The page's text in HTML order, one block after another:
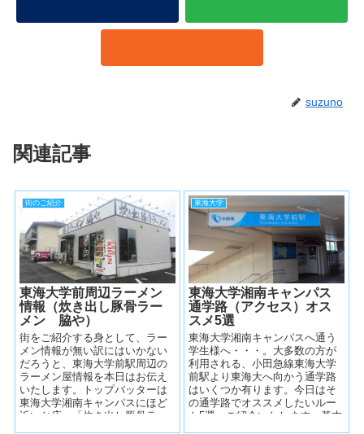
suzuno
関連記事
街のご紹介
東海大学前周辺ラーメン
情報（炊き出し豚骨ラー
メン 脇や）
街をご紹介する身として、ラー
メン情報が無い訳にはいかない
だろうと、東海大学前駅周辺の
ラーメン屋情報を本日はお伝え
いたします。トップバッターは
東海大学湘南キャンパスにほど
近いお店、「炊き出し豚骨ラー
東海大学
東海大学湘南キャンパス
通学路（アクセス）オス
スメ5選
東海大学湘南キャンパスへ通う
学生様へ・・・。大多数の方が
利用される、小田急線東海大学
前駅より東海大へ向かう通学路
はいくつか有ります。今日はそ
の通学路でオススメしたいルー
ト5選、ご紹介いたします。基本